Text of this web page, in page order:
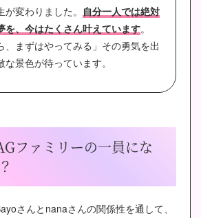
変わりました。 自分一人では絶対
を、今はたくさん叶えています。
、まずはやってみる」その勇気を出
な景色が待っています。
ファミリーの一員にな
さんとnanaさんの関係性を通して、